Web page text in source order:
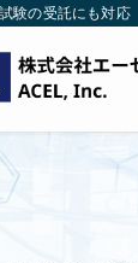
験の受託にも対応